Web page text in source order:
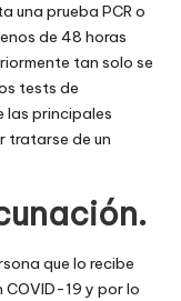
una prueba PCR o
de 48 horas
tan solo se
tests de
las principales
tratarse de un
que lo recibe
COVID-19 y por lo